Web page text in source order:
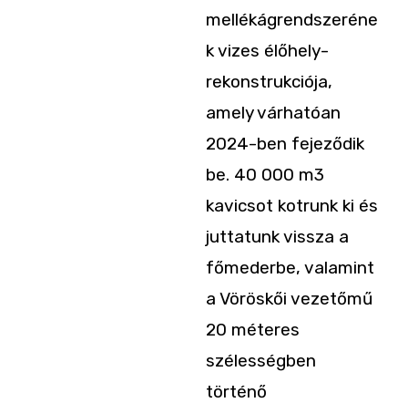
mellékágrendszeréne
k vizes­ élőhely-
rekonstrukciója,
amely várhatóan
2024-ben fejeződik
be. 40 000 m3
kavicsot kotrunk ki és
juttatunk vissza a
főmederbe, valamint
a Vöröskői vezető­mű
20 méteres
szélességben
történő